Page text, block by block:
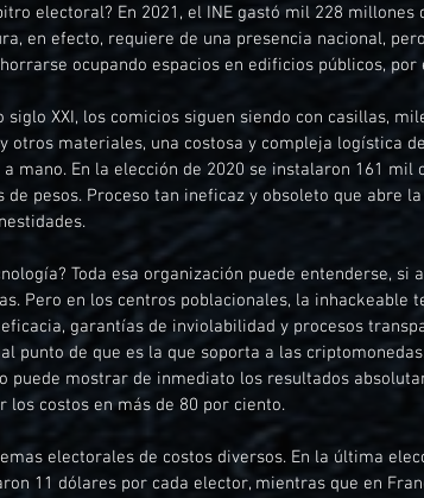
electoral? En 2021, el INE gastó mil 228 millones
en efecto, requiere de una presencia nacional,
ocupando espacios en edificios públicos, por
siglo XXI, los comicios siguen siendo con casillas,
otros materiales, una costosa y compleja logística
a mano. En la elección de 2020 se instalaron 161
de pesos. Proceso tan ineficaz y obsoleto que abre
Toda esa organización puede entenderse, si
Pero en los centros poblacionales, la inhackeable
garantías de inviolabilidad y procesos
punto de que es la que soporta a las
puede mostrar de inmediato los resultados
los costos en más de 80 por ciento.
electorales de costos diversos. En la última
11 dólares por cada elector, mientras que en